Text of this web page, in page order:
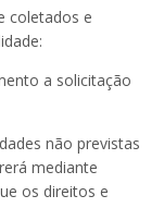
coletados e
a solicitação
não previstas
mediante
os direitos e